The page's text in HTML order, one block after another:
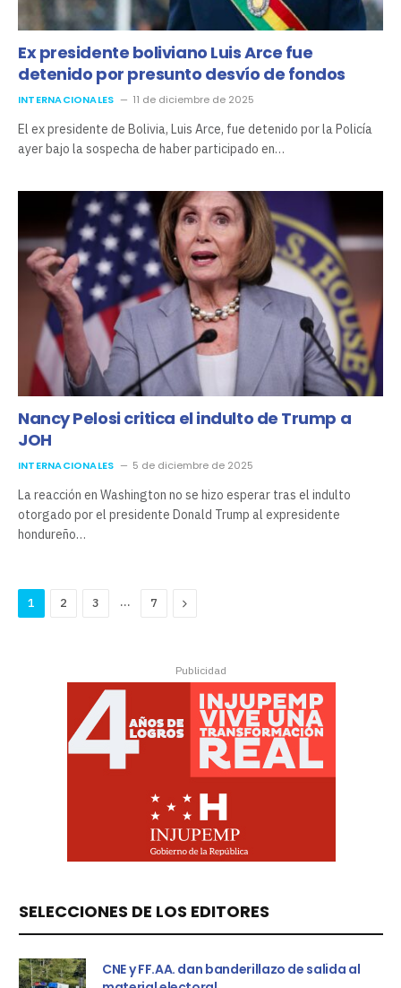
Ex presidente boliviano Luis Arce fue
detenido por presunto desvío de fondos
INTERNACIONALES 11 de diciembre de 2025
El ex presidente de Bolivia, Luis Arce, fue detenido por la Policía
ayer bajo la sospecha de haber participado en…
Nancy Pelosi critica el indulto de Trump a
JOH
INTERNACIONALES 5 de diciembre de 2025
La reacción en Washington no se hizo esperar tras el indulto
otorgado por el presidente Donald Trump al expresidente
hondureño…
1 2 3 … 7 Next
Publicidad
SELECCIONES DE LOS EDITORES
CNE y FF.AA. dan banderillazo de salida al